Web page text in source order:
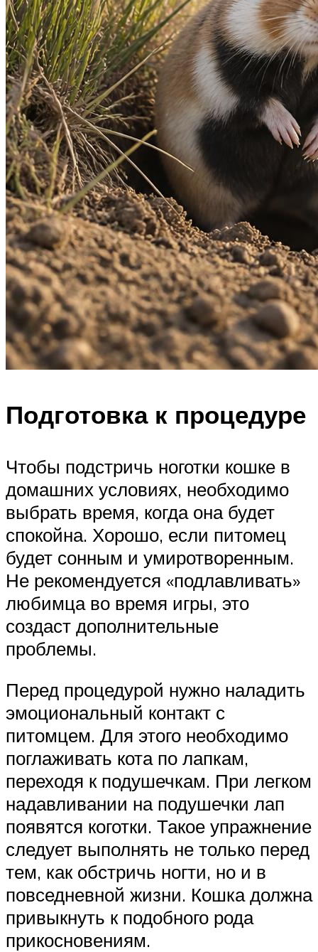
Подготовка к процедуре
Чтобы подстричь ноготки кошке в
домашних условиях, необходимо
выбрать время, когда она будет
спокойна. Хорошо, если питомец
будет сонным и умиротворенным.
Не рекомендуется «подлавливать»
любимца во время игры, это
создаст дополнительные
проблемы.
Перед процедурой нужно наладить
эмоциональный контакт с
питомцем. Для этого необходимо
поглаживать кота по лапкам,
переходя к подушечкам. При легком
надавливании на подушечки лап
появятся коготки. Такое упражнение
следует выполнять не только перед
тем, как обстричь ногти, но и в
повседневной жизни. Кошка должна
привыкнуть к подобного рода
прикосновениям.